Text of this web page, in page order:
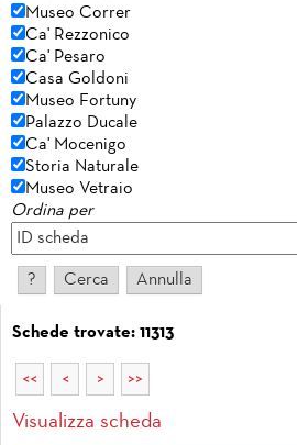
Museo Correr
Ca' Rezzonico
Ca' Pesaro
Casa Goldoni
Museo Fortuny
Palazzo Ducale
Ca' Mocenigo
Storia Naturale
Museo Vetraio
Ordina per
Schede trovate: 11313
<< < > >>
Visualizza scheda